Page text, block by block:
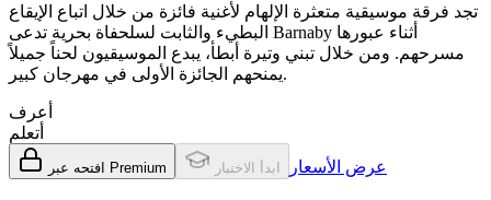
تجد فرقة موسيقية متعثرة الإلهام لأغنية فائزة من خلال اتباع الإيقاع
البطيء والثابت لسلحفاة بحرية تدعى Barnaby أثناء عبورها
مسرحهم. ومن خلال تبني وتيرة أبطأ، يبدع الموسيقيون لحناً جميلاً
يمنحهم الجائزة الأولى في مهرجان كبير.
أعرف
أتعلم
افتحه عبر Premium ابدأ الاختبار عرض الأسعار